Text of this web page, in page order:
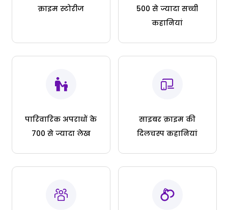
क्राइम स्टोरीज
500 से ज्यादा सच्ची
कहानियां
पारिवारिक अपराधों के
700 से ज्यादा लेख
साइबर क्राइम की
दिलचस्प कहानियां